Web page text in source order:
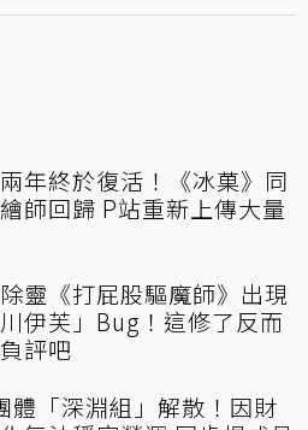
年終於復活！《冰菓》同
師回歸 P站重新上傳大量
靈《打屁股驅魔師》出現
川伊芙」Bug！這修了反而
評吧
體「深淵組」解散！因財